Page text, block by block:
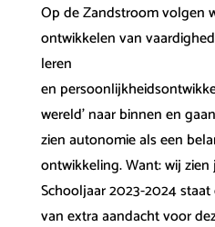
Op de Zandstroom volgen
ontwikkelen van
leren
en
wereld’ naar binnen en
zien autonomie als een
ontwikkeling. Want: wij
Schooljaar 2023-2024
van extra aandacht voor